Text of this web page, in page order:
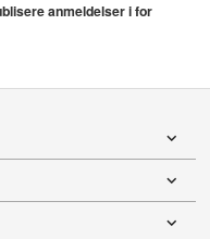
anmeldelser i for